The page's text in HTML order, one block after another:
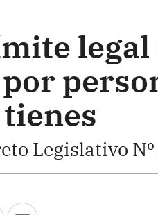
legal
Legislativo